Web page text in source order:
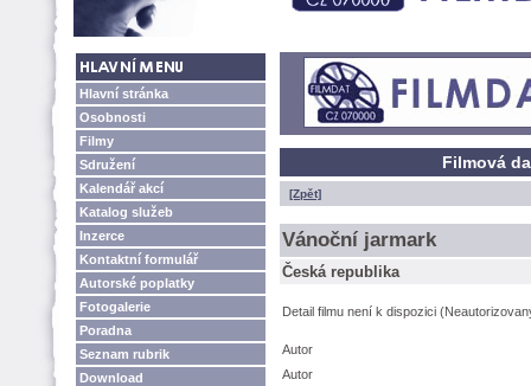
Hlavní stránka
Osobnosti
Filmy
Sdružení
Kalendář akcí
Katalog služeb
Inzerce
Kontaktní formulář
Autorské poplatky
Fotogalerie
Poradna
Seznam rubrik
Download
Filmová
[Zpět]
Vánoční jarmark
Česká republika
Detail filmu není k dispozici
Autor
Autor